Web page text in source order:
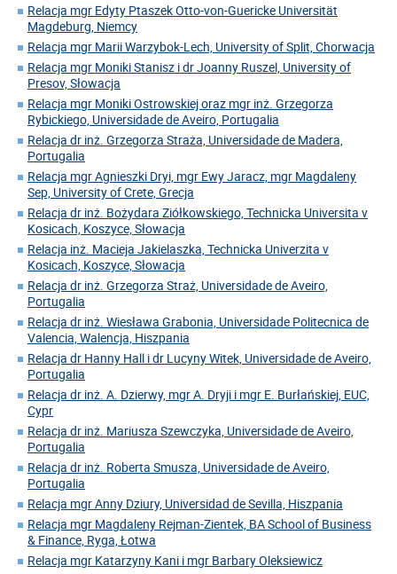
Relacja mgr Edyty Ptaszek Otto-von-Guericke Universität
Magdeburg, Niemcy
Relacja mgr Marii Warzybok-Lech, University of Split, Chorwacja
Relacja mgr Moniki Stanisz i dr Joanny Ruszel, University of
Presov, Słowacja
Relacja mgr Moniki Ostrowskiej oraz mgr inż. Grzegorza
Rybickiego, Universidade de Aveiro, Portugalia
Relacja dr inż. Grzegorza Straża, Universidade de Madera,
Portugalia
Relacja mgr Agnieszki Dryi, mgr Ewy Jaracz, mgr Magdaleny
Sep, University of Crete, Grecja
Relacja dr inż. Bożydara Ziółkowskiego, Technicka Universita v
Kosicach, Koszyce, Słowacja
Relacja inż. Macieja Jakielaszka, Technicka Univerzita v
Kosicach, Koszyce, Słowacja
Relacja dr inż. Grzegorza Straż, Universidade de Aveiro,
Portugalia
Relacja dr inż. Wiesława Grabonia, Universidade Politecnica de
Valencia, Walencja, Hiszpania
Relacja dr Hanny Hall i dr Lucyny Witek, Universidade de Aveiro,
Portugalia
Relacja dr inż. A. Dzierwy, mgr A. Dryji i mgr E. Burłańskiej, EUC,
Cypr
Relacja dr inż. Mariusza Szewczyka, Universidade de Aveiro,
Portugalia
Relacja dr inż. Roberta Smusza, Universidade de Aveiro,
Portugalia
Relacja mgr Anny Dziury, Universidad de Sevilla, Hiszpania
Relacja mgr Magdaleny Rejman-Zientek, BA School of Business
& Finance, Ryga, Łotwa
Relacja mgr Katarzyny Kani i mgr Barbary Oleksiewicz